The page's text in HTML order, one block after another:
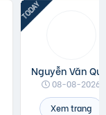
08-08-2026
Xem trang